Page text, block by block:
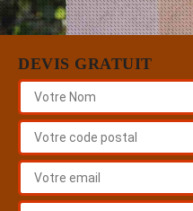
DEVIS GRATUIT